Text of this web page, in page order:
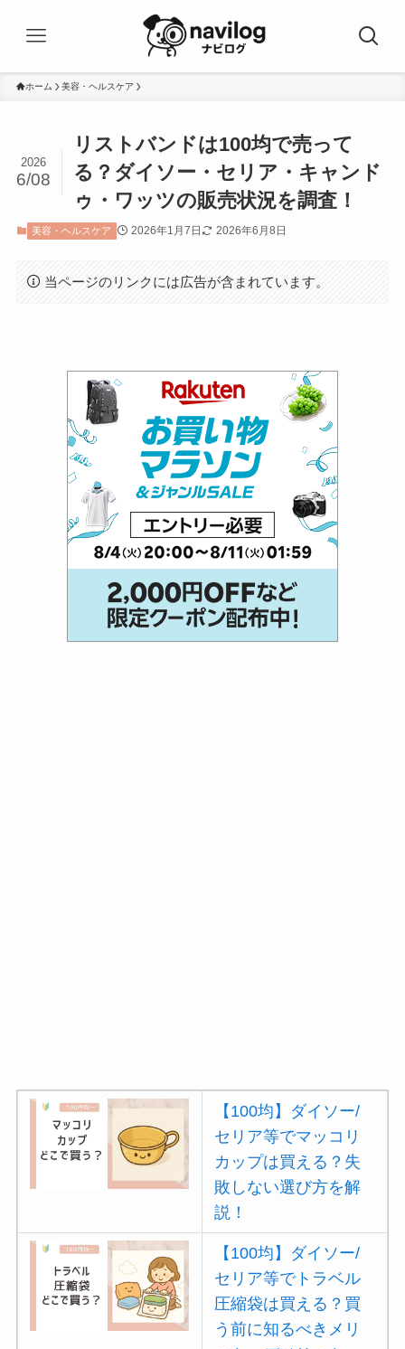
ホーム 美容・ヘルスケア
リストバンドは100均で売って
る？ダイソー・セリア・キャンド
ゥ・ワッツの販売状況を調査！
2026
6/08
美容・ヘルスケア 2026年1月7日 2026年6月8日
当ページのリンクには広告が含まれています。
【100均】ダイソー/
セリア等でマッコリ
カップは買える？失
敗しない選び方を解
説！
【100均】ダイソー/
セリア等でトラベル
圧縮袋は買える？買
う前に知るべきメリ